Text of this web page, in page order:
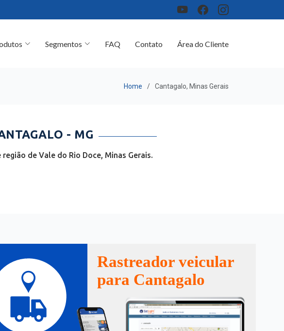
Segmentos FAQ Contato Área do Cliente
Home Cantagalo, Minas Gerais
- MG
de Vale do Rio Doce, Minas Gerais.
Rastreador veicular
para Cantagalo